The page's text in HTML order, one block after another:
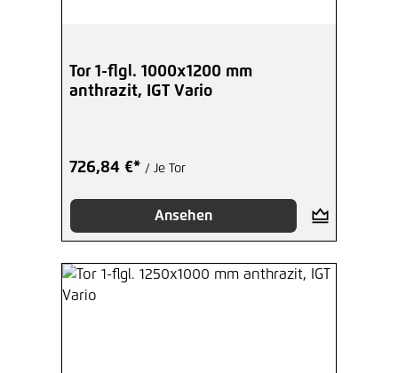
Tor 1-flgl. 1000x1200 mm
anthrazit, IGT Vario
726,84 €* / Je Tor
Ansehen